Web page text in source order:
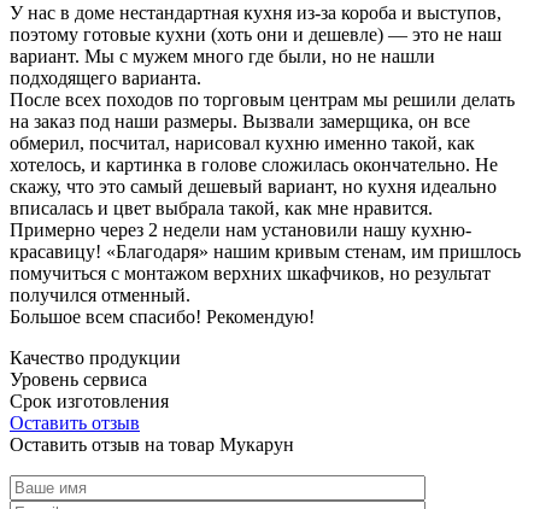
У нас в доме нестандартная кухня из-за короба и выступов,
поэтому готовые кухни (хоть они и дешевле) — это не наш
вариант. Мы с мужем много где были, но не нашли
подходящего варианта.
После всех походов по торговым центрам мы решили делать
на заказ под наши размеры. Вызвали замерщика, он все
обмерил, посчитал, нарисовал кухню именно такой, как
хотелось, и картинка в голове сложилась окончательно. Не
скажу, что это самый дешевый вариант, но кухня идеально
вписалась и цвет выбрала такой, как мне нравится.
Примерно через 2 недели нам установили нашу кухню-
красавицу! «Благодаря» нашим кривым стенам, им пришлось
помучиться с монтажом верхних шкафчиков, но результат
получился отменный.
Большое всем спасибо! Рекомендую!
Качество продукции
Уровень сервиса
Срок изготовления
Оставить отзыв
Оставить отзыв на товар Мукарун